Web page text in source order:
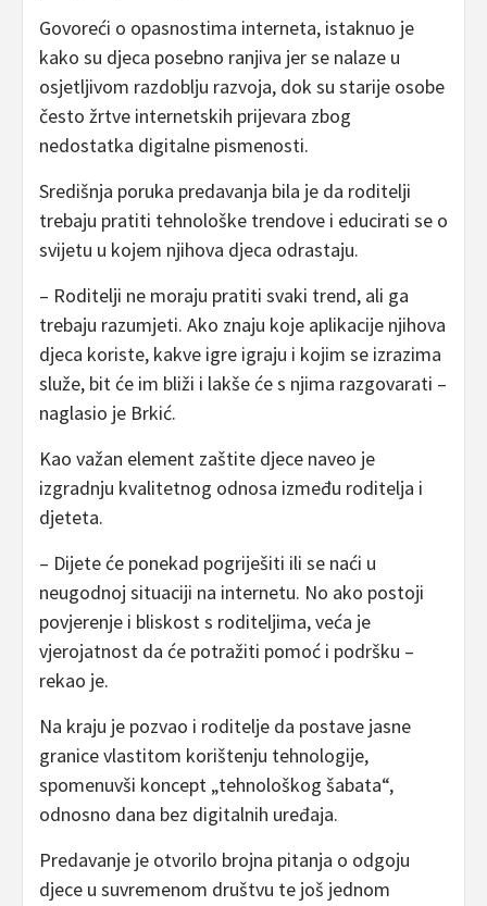
Govoreći o opasnostima interneta, istaknuo je
kako su djeca posebno ranjiva jer se nalaze u
osjetljivom razdoblju razvoja, dok su starije osobe
često žrtve internetskih prijevara zbog
nedostatka digitalne pismenosti.
Središnja poruka predavanja bila je da roditelji
trebaju pratiti tehnološke trendove i educirati se o
svijetu u kojem njihova djeca odrastaju.
– Roditelji ne moraju pratiti svaki trend, ali ga
trebaju razumjeti. Ako znaju koje aplikacije njihova
djeca koriste, kakve igre igraju i kojim se izrazima
služe, bit će im bliži i lakše će s njima razgovarati –
naglasio je Brkić.
Kao važan element zaštite djece naveo je
izgradnju kvalitetnog odnosa između roditelja i
djeteta.
– Dijete će ponekad pogriješiti ili se naći u
neugodnoj situaciji na internetu. No ako postoji
povjerenje i bliskost s roditeljima, veća je
vjerojatnost da će potražiti pomoć i podršku –
rekao je.
Na kraju je pozvao i roditelje da postave jasne
granice vlastitom korištenju tehnologije,
spomenuvši koncept „tehnološkog šabata“,
odnosno dana bez digitalnih uređaja.
Predavanje je otvorilo brojna pitanja o odgoju
djece u suvremenom društvu te još jednom